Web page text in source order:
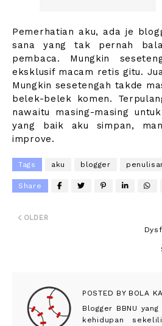
Pemerhatian aku, ada je
sana yang tak pernah
pembaca. Mungkin
eksklusif macam retis gitu.
Mungkin sesetengah takde
belek-belek komen.
nawaitu masing-masing
yang baik aku simpan,
improve.
Tags aku blogger
Share
OLDER
POSTED BYBOLA
Blogger BBNU
kehidupan